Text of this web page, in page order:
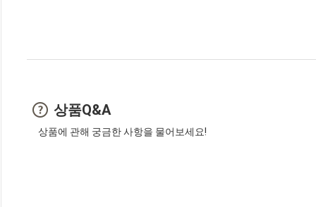
상품Q&A
상품에 관해 궁금한 사항을 물어보세요!